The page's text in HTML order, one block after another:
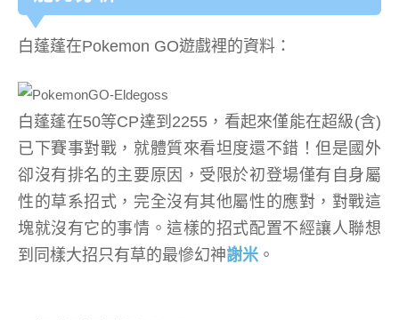
白蓬蓬在Pokemon GO遊戲裡的資料：
白蓬蓬在50等CP達到2255，看起來僅能在超級(含)
已下賽事對戰，就體質來看坦度還不錯！但是國外
卻沒有排名的主要原因，受限於初登場僅有自身屬
性的草系招式，完全沒有其他屬性的應對，對戰這
塊就沒有它的事情。這樣的招式配置不經讓人聯想
到同樣大招只有草的最慘幻神謝米 。